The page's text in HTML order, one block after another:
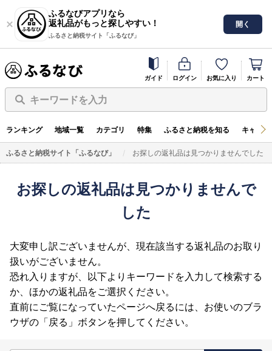
ふるなびアプリなら
返礼品がもっと探しやすい！
ふるさと納税サイト「ふるなび」
開く
ガイド ログイン お気に入り カート
キーワードを入力
ランキング 地域一覧 カテゴリ 特集 ふるさと納税を知る キャン
ふるさと納税サイト「ふるなび」 お探しの返礼品は見つかりませんでした
お探しの返礼品は見つかりませんで
した
大変申し訳ございませんが、現在該当する返礼品のお取り
扱いがございません。
恐れ入りますが、以下よりキーワードを入力して検索する
か、ほかの返礼品をご選択ください。
直前にご覧になっていたページへ戻るには、お使いのブラ
ウザの「戻る」ボタンを押してください。